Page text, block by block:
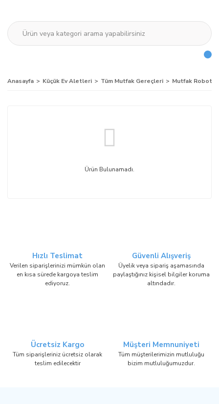
Anasayfa Küçük Ev Aletleri Tüm Mutfak Gereçleri Mutfak Robotu
Ürün Bulunamadı.
Hızlı Teslimat
Verilen siparişlerinizi mümkün olan
en kısa sürede kargoya teslim
ediyoruz.
Güvenli Alışveriş
Üyelik veya sipariş aşamasında
paylaştığınız kişisel bilgiler koruma
altındadır.
Ücretsiz Kargo
Tüm siparişleriniz ücretsiz olarak
teslim edilecektir
Müşteri Memnuniyeti
Tüm müşterilerimizin mutluluğu
bizim mutluluğumuzdur.